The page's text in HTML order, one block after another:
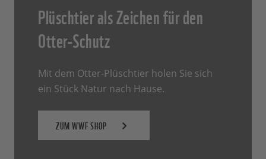
Plüschtier als Zeichen für den
Otter-Schutz
Mit dem Otter-Plüschtier holen Sie sich
ein Stück Natur nach Hause.
ZUM WWF SHOP